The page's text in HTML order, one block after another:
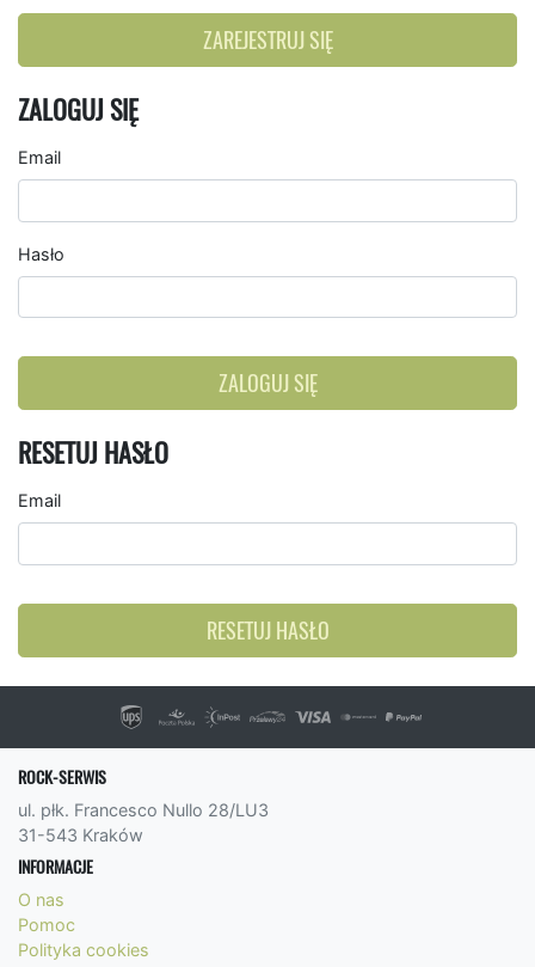
ZAREJESTRUJ SIĘ
ZALOGUJ SIĘ
Email
Hasło
ZALOGUJ SIĘ
RESETUJ HASŁO
Email
RESETUJ HASŁO
ROCK-SERWIS
ul. płk. Francesco Nullo 28/LU3
31-543 Kraków
INFORMACJE
O nas
Pomoc
Polityka cookies